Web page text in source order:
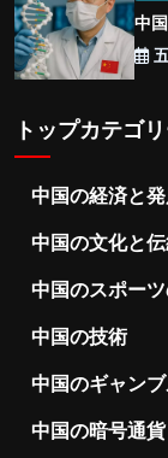
中
トップカテゴ
中国の経済と
中国の文化と
中国のスポー
中国の技術
中国のギャン
中国の暗号通貨